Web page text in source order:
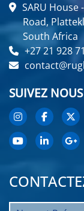
SARU House
Road,
South Africa
+27 21 928
SUIVEZ NOUS